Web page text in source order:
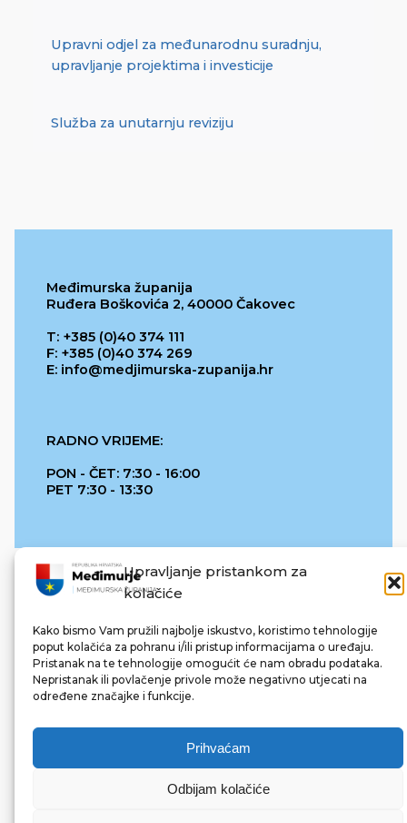
Upravljanje pristankom za
kolačiće
Kako bismo Vam pružili najbolje iskustvo, koristimo tehnologije
poput kolačića za pohranu i/ili pristup informacijama o uređaju.
Pristanak na te tehnologije omogućit će nam obradu podataka.
Nepristanak ili povlačenje privole može negativno utjecati na
određene značajke i funkcije.
Prihvaćam
Odbijam kolačiće
Upravni odjel za međunarodnu suradnju,
upravljanje projektima i investicije
Služba za unutarnju reviziju
Međimurska županija
Ruđera Boškovića 2, 40000 Čakovec
T: +385 (0)40 374 111
F: +385 (0)40 374 269
E: info@medjimurska-zupanija.hr
RADNO VRIJEME:
PON - ČET: 7:30 - 16:00
PET 7:30 - 13:30
REPUBLIKA HRVATSKA
© 2022 Međimurska županija. Sva prava pridržana.